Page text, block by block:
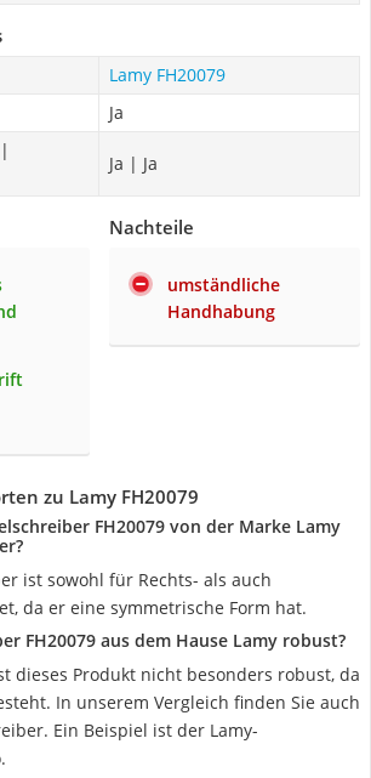
Lamy FH20079
Ja
Ja | Ja
Nachteile
umständliche
Handhabung
zu Lamy FH20079
FH20079 von der Marke Lamy
ist sowohl für Rechts- als auch
da er eine symmetrische Form hat.
FH20079 aus dem Hause Lamy robust?
dieses Produkt nicht besonders robust, da
In unserem Vergleich finden Sie auch
Ein Beispiel ist der Lamy-